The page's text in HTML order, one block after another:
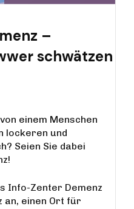
–
schwätzen
einem Menschen
lockeren und
Seien Sie dabei
Info-Zenter Demenz
an, einen Ort für